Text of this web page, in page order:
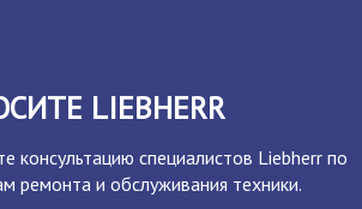
LIEBHERR
консультацию специалистов Liebherr по
ремонта и обслуживания техники.